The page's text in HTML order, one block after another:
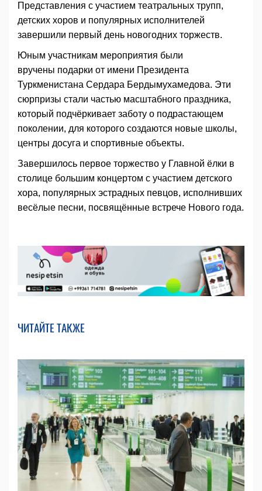
Представления с участием театральных трупп,
детских хоров и популярных исполнителей
завершили первый день новогодних торжеств.
Юным участникам мероприятия были
вручены подарки от имени Президента
Туркменистана Сердара Бердымухамедова. Эти
сюрпризы стали частью масштабного праздника,
который подчёркивает заботу о подрастающем
поколении, для которого создаются новые школы,
центры досуга и спортивные объекты.
Завершилось первое торжество у Главной ёлки в
столице большим концертом с участием детского
хора, популярных эстрадных певцов, исполнивших
весёлые песни, посвящённые встрече Нового года.
ЧИТАЙТЕ ТАКЖЕ